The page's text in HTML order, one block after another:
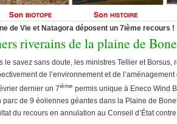
de Vie et Natagora déposent un 7ième recours !
riverains de la plaine de
le savez sans doute, les ministres Tellier et Borsus,
de l’environnement et de
dernier un 7ième permis unique à Eneco Wind
parc de 9 éoliennes géantes dans la Plaine de
du recours en annulation au Conseil d’État